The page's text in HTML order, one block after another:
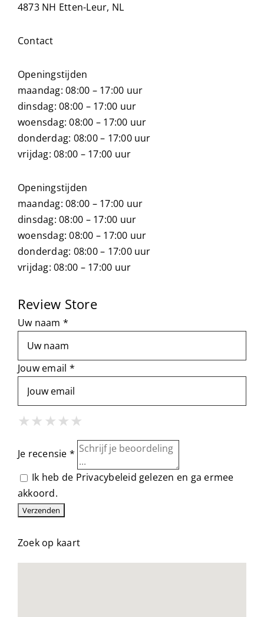
4873 NH Etten-Leur, NL
Contact
Openingstijden
maandag: 08:00 – 17:00 uur
dinsdag: 08:00 – 17:00 uur
woensdag: 08:00 – 17:00 uur
donderdag: 08:00 – 17:00 uur
vrijdag: 08:00 – 17:00 uur
Openingstijden
maandag: 08:00 – 17:00 uur
dinsdag: 08:00 – 17:00 uur
woensdag: 08:00 – 17:00 uur
donderdag: 08:00 – 17:00 uur
vrijdag: 08:00 – 17:00 uur
Review Store
Uw naam *
Jouw email *
★1 Star
★★ 2 Stars
★★ ★3 Stars
★★ ★★4 Stars
★★ ★★★
Je recensie *
Ik heb de Privacybeleid gelezen en ga ermee
akkoord.
Zoek op kaart